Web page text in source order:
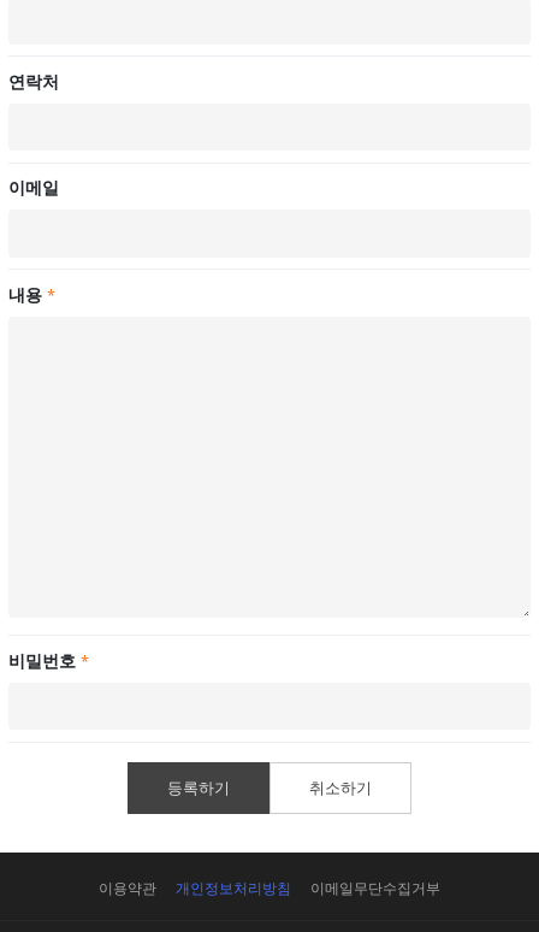
연락처
이메일
내용 *
비밀번호 *
등록하기 취소하기
이용약관 개인정보처리방침 이메일무단수집거부